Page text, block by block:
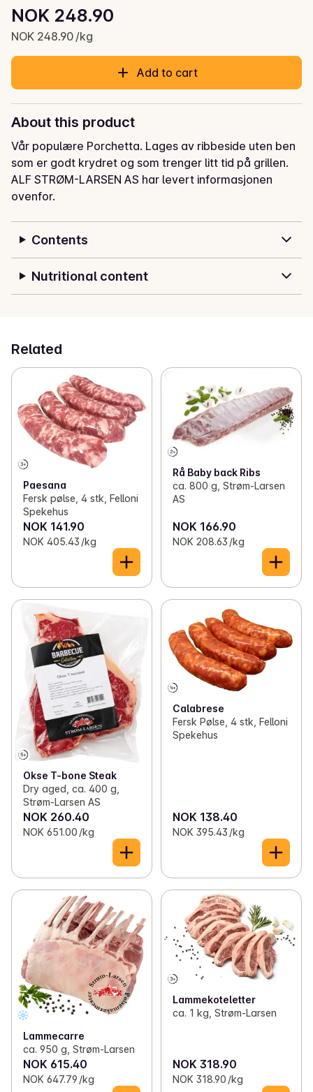
Current price is: NOK 248.90
NOK 248.90
NOK 248.90 /kg
Unit price: NOK 248.90 /kg
Add to cart
About this product
Vår populære Porchetta. Lages av ribbeside uten ben
som er godt krydret og som trenger litt tid på grillen.
ALF STRØM-LARSEN AS har levert informasjonen
ovenfor.
Contents
Nutritional content
Related
Paesana
Fersk pølse, 4 stk, Felloni
Spekehus
NOK 141.90
NOK 405.43 /kg
Rå Baby back Ribs
ca. 800 g, Strøm-Larsen
AS
NOK 166.90
NOK 208.63 /kg
Okse T-bone Steak
Dry aged, ca. 400 g,
Strøm-Larsen AS
NOK 260.40
NOK 651.00 /kg
Calabrese
Fersk Pølse, 4 stk, Felloni
Spekehus
NOK 138.40
NOK 395.43 /kg
Lammecarre
ca. 950 g, Strøm-Larsen
NOK 615.40
NOK 647.79 /kg
Lammekoteletter
ca. 1 kg, Strøm-Larsen
NOK 318.90
NOK 318.90 /kg